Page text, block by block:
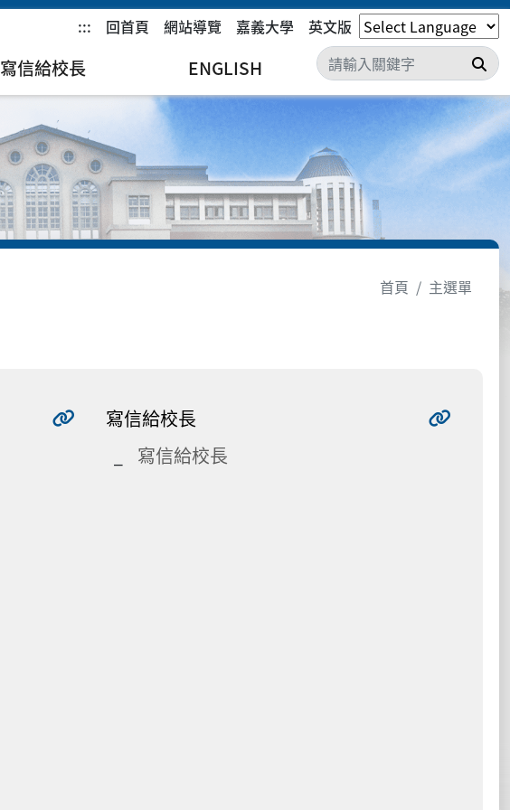
::: 回首頁 網站導覽 嘉義大學 英文版
寫信給校長 ENGLISH 搜
首頁
主選單
寫信給校長
寫信給校長